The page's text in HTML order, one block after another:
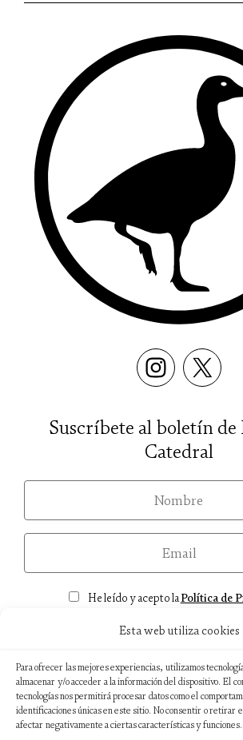
Esta web utiliza cookies
Para ofrecer las mejores experiencias, utilizamos
almacenar y/o acceder a la información del dispositivo. El
tecnologías nos permitirá procesar datos como el
identificaciones únicas en este sitio. No consentir o retirar
afectar negativamente a ciertas características y funciones.
Suscríbete al boletín
Catedral
ConsentimientoHe leído y acepto laPolítica de
Aviso legal
Política de